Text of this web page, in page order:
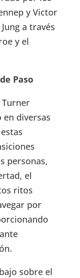
y Victor
a través
y el
Paso
Turner
diversas
personas,
el
ritos
por
sobre el